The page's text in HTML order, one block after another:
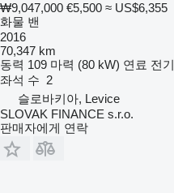
₩9,047,000 €5,500 ≈ US$6,355
화물 밴
2016
70,347 km
동력 109 마력 (80 kW) 연료 전기
좌석 수 2
슬로바키아, Levice
SLOVAK FINANCE s.r.o.
판매자에게 연락